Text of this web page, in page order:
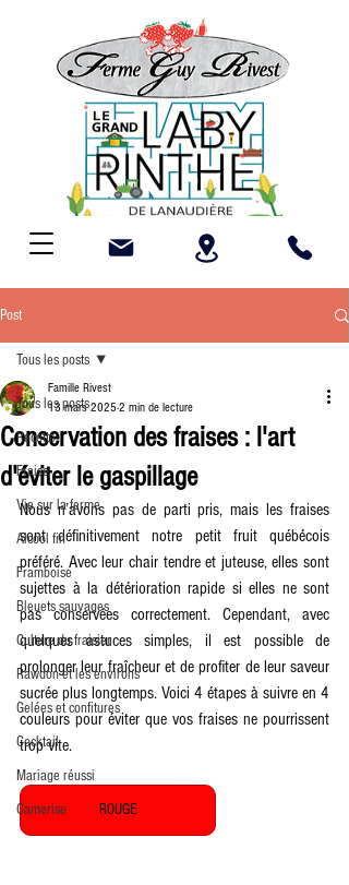
Post
Tous les posts
Recette
Fraise
Vie sur la ferme
Alcool fin
Framboise
Bleuets sauvages
Culture du fraisier
Rawdon et les environs
Gelées et confitures
Cocktail
Mariage réussi
Camerise
Tous les posts
Conservation des fraises : l'art
d'éviter le gaspillage
Famille Rivest
13 mars 2025 2 min de lecture
Nous n’avons pas de parti pris, mais les fraises
sont définitivement notre petit fruit québécois
préféré. Avec leur chair tendre et juteuse, elles sont
sujettes à la détérioration rapide si elles ne sont
pas conservées correctement. Cependant, avec
quelques astuces simples, il est possible de
prolonger leur fraîcheur et de profiter de leur saveur
sucrée plus longtemps. Voici 4 étapes à suivre en 4
couleurs pour éviter que vos fraises ne pourrissent
trop vite.
ROUGE